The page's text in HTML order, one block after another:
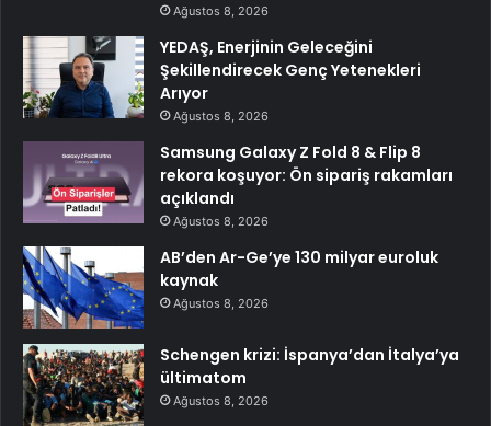
Ağustos 8, 2026
YEDAŞ, Enerjinin Geleceğini
Şekillendirecek Genç Yetenekleri
Arıyor
Ağustos 8, 2026
Samsung Galaxy Z Fold 8 & Flip 8
rekora koşuyor: Ön sipariş rakamları
açıklandı
Ağustos 8, 2026
AB’den Ar-Ge’ye 130 milyar euroluk
kaynak
Ağustos 8, 2026
Schengen krizi: İspanya’dan İtalya’ya
ültimatom
Ağustos 8, 2026